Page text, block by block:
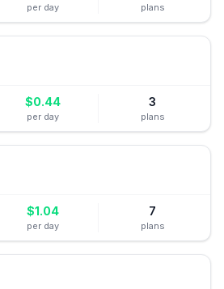
per day plans
$0.44
per day
3
plans
$1.04
per day
7
plans